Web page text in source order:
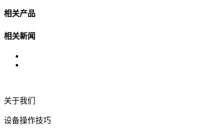
相关产品
相关新闻
关于我们
设备操作技巧